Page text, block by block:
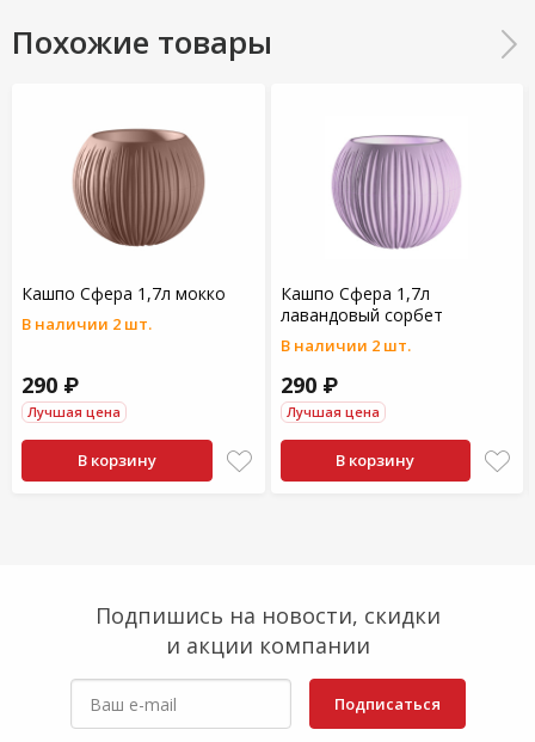
Похожие товары
Кашпо Сфера 1,7л мокко
В наличии 2 шт.
290 ₽
Лучшая цена
В корзину
Кашпо Сфера 1,7л
лавандовый сорбет
В наличии 2 шт.
290 ₽
Лучшая цена
В корзину
Подпишись на новости, скидки
и акции компании
Подписаться